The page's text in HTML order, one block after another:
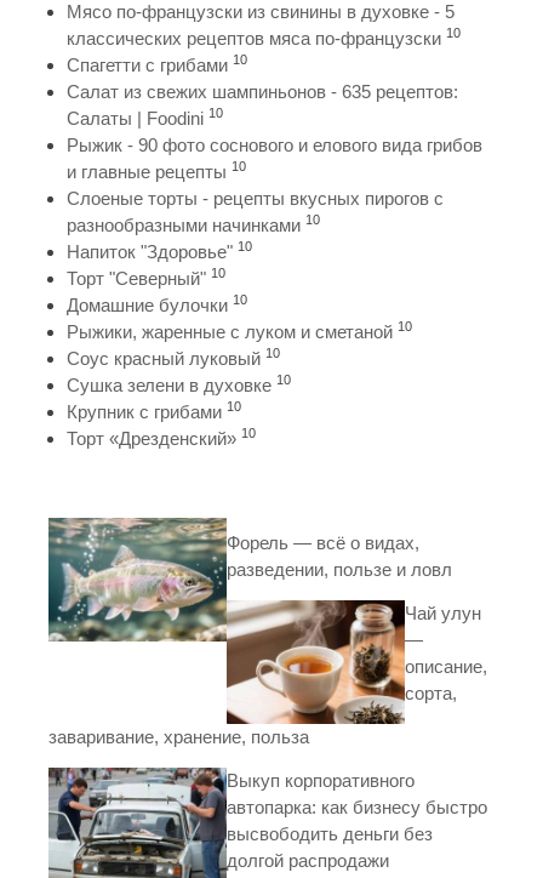
Мясо по-французски из свинины в духовке - 5
классических рецептов мяса по-французски 10
Спагетти с грибами 10
Салат из свежих шампиньонов - 635 рецептов:
Салаты | Foodini 10
Рыжик - 90 фото соснового и елового вида грибов
и главные рецепты 10
Слоеные торты - рецепты вкусных пирогов с
разнообразными начинками 10
Напиток "Здоровье" 10
Торт "Северный" 10
Домашние булочки 10
Рыжики, жаренные с луком и сметаной 10
Соус красный луковый 10
Сушка зелени в духовке 10
Крупник с грибами 10
Торт «Дрезденский» 10
Форель — всё о видах,
разведении, пользе и ловл
Чай улун
—
описание,
сорта,
заваривание, хранение, польза
Выкуп корпоративного
автопарка: как бизнесу быстро
высвободить деньги без
долгой распродажи